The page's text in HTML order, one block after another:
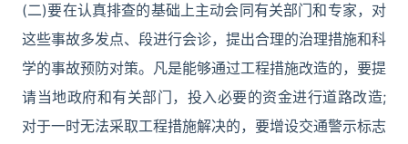
(二)要在认真排查的基础上主动会同有关部门和专家，对
这些事故多发点、段进行会诊，提出合理的治理措施和科
学的事故预防对策。凡是能够通过工程措施改造的，要提
请当地政府和有关部门，投入必要的资金进行道路改造;
对于一时无法采取工程措施解决的，要增设交通警示标志